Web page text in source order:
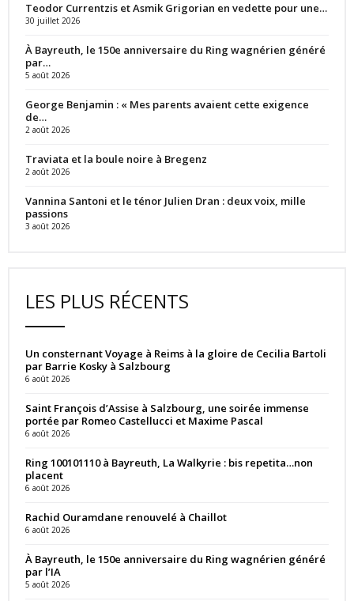
Teodor Currentzis et Asmik Grigorian en vedette pour une…
30 juillet 2026
À Bayreuth, le 150e anniversaire du Ring wagnérien généré
par…
5 août 2026
George Benjamin : « Mes parents avaient cette exigence
de…
2 août 2026
Traviata et la boule noire à Bregenz
2 août 2026
Vannina Santoni et le ténor Julien Dran : deux voix, mille
passions
3 août 2026
LES PLUS RÉCENTS
Un consternant Voyage à Reims à la gloire de Cecilia Bartoli
par Barrie Kosky à Salzbourg
6 août 2026
Saint François d’Assise à Salzbourg, une soirée immense
portée par Romeo Castellucci et Maxime Pascal
6 août 2026
Ring 100101110 à Bayreuth, La Walkyrie : bis repetita…non
placent
6 août 2026
Rachid Ouramdane renouvelé à Chaillot
6 août 2026
À Bayreuth, le 150e anniversaire du Ring wagnérien généré
par l’IA
5 août 2026